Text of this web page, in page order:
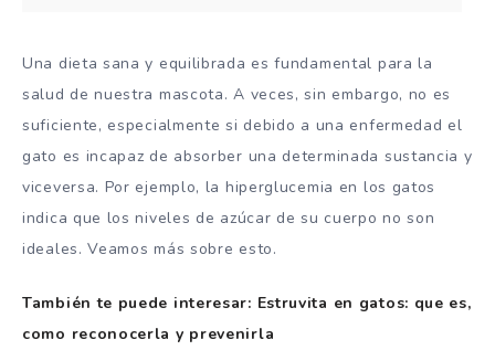
Una dieta sana y equilibrada es fundamental para la
salud de nuestra mascota. A veces, sin embargo, no es
suficiente, especialmente si debido a una enfermedad el
gato es incapaz de absorber una determinada sustancia y
viceversa. Por ejemplo, la hiperglucemia en los gatos
indica que los niveles de azúcar de su cuerpo no son
ideales. Veamos más sobre esto.
También te puede interesar: Estruvita en gatos: que es,
como reconocerla y prevenirla